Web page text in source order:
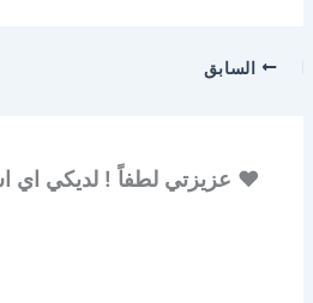
السابق
♥ عزيزتي لطفاً ! لديكي اي